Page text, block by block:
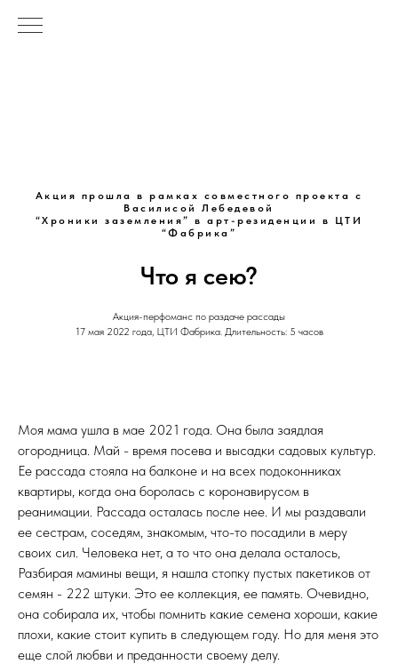
Акция прошла в рамках совместного проекта с
Василисой Лебедевой
“Хроники заземления” в арт-резиденции в ЦТИ
“Фабрика”
Что я сею?
Акция-перфоманс по раздаче рассады
17 мая 2022 года, ЦТИ Фабрика. Длительность: 5 часов
Моя мама ушла в мае 2021 года. Она была заядлая
огородница. Май - время посева и высадки садовых культур.
Ее рассада стояла на балконе и на всех подоконниках
квартиры, когда она боролась с коронавирусом в
реанимации. Рассада осталась после нее. И мы раздавали
ее сестрам, соседям, знакомым, что-то посадили в меру
своих сил. Человека нет, а то что она делала осталось,
Разбирая мамины вещи, я нашла стопку пустых пакетиков от
семян - 222 штуки. Это ее коллекция, ее память. Очевидно,
она собирала их, чтобы помнить какие семена хороши, какие
плохи, какие стоит купить в следующем году. Но для меня это
еще слой любви и преданности своему делу.